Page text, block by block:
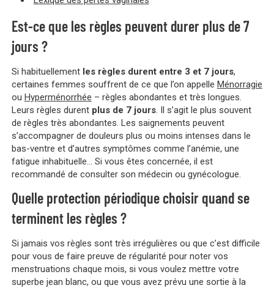
Est-ce que les règles peuvent durer plus de 7
jours ?
Si habituellement les règles durent entre 3 et 7 jours,
certaines femmes souffrent de ce que l’on appelle Ménorragie
ou Hyperménorrhée – règles abondantes et très longues.
Leurs règles durent plus de 7 jours. Il s’agit le plus souvent
de règles très abondantes. Les saignements peuvent
s’accompagner de douleurs plus ou moins intenses dans le
bas-ventre et d’autres symptômes comme l’anémie, une
fatigue inhabituelle… Si vous êtes concernée, il est
recommandé de consulter son médecin ou gynécologue.
Quelle protection périodique choisir quand se
terminent les règles ?
Si jamais vos règles sont très irrégulières ou que c’est difficile
pour vous de faire preuve de régularité pour noter vos
menstruations chaque mois, si vous voulez mettre votre
superbe jean blanc, ou que vous avez prévu une sortie à la